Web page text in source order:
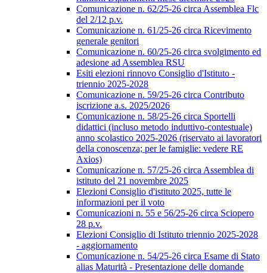
Comunicazione n. 62/25-26 circa Assemblea Flc
del 2/12 p.v.
Comunicazione n. 61/25-26 circa Ricevimento
generale genitori
Comunicazione n. 60/25-26 circa svolgimento ed
adesione ad Assemblea RSU
Esiti elezioni rinnovo Consiglio d'Istituto -
triennio 2025-2028
Comunicazione n. 59/25-26 circa Contributo
iscrizione a.s. 2025/2026
Comunicazione n. 58/25-26 circa Sportelli
didattici (incluso metodo induttivo-contestuale)
anno scolastico 2025-2026 (riservato ai lavoratori
della conoscenza; per le famiglie: vedere RE
Axios)
Comunicazione n. 57/25-26 circa Assemblea di
istituto del 21 novembre 2025
Elezioni Consiglio d'istituto 2025, tutte le
informazioni per il voto
Comunicazioni n. 55 e 56/25-26 circa Sciopero
28 p.v.
Elezioni Consiglio di Istituto triennio 2025-2028
- aggiornamento
Comunicazione n. 54/25-26 circa Esame di Stato
alias Maturità - Presentazione delle domande